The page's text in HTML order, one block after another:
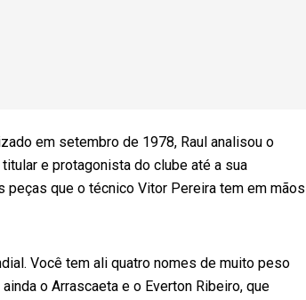
em setembro de 1978, Raul analisou o
e protagonista do clube até a sua
que o técnico Vitor Pereira tem em mãos
Você tem ali quatro nomes de muito peso
o Arrascaeta e o Everton Ribeiro, que